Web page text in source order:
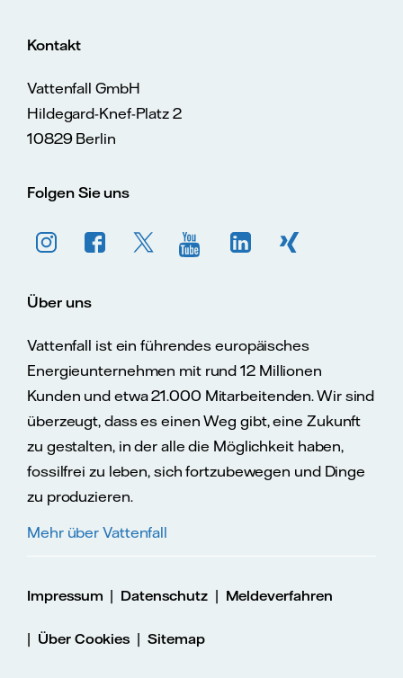
Kontakt
Vattenfall GmbH
Hildegard-Knef-Platz 2
10829 Berlin
Folgen Sie uns
Über uns
Vattenfall ist ein führendes europäisches
Energieunternehmen mit rund 12 Millionen
Kunden und etwa 21.000 Mitarbeitenden. Wir sind
überzeugt, dass es einen Weg gibt, eine Zukunft
zu gestalten, in der alle die Möglichkeit haben,
fossilfrei zu leben, sich fortzubewegen und Dinge
zu produzieren.
Mehr über Vattenfall
Impressum | Datenschutz| Meldeverfahren
| Über Cookies |Sitemap